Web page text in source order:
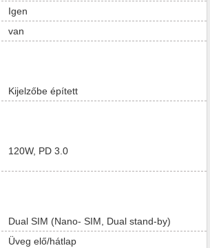
Igen
van
Kijelzőbe épített
120W, PD 3.0
Dual SIM (Nano- SIM, Dual stand-by)
Üveg elő/hátlap